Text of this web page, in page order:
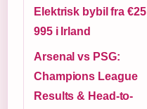
Elektrisk bybil fra €25
995 i Irland
Arsenal vs PSG:
Champions League
Results & Head-to-